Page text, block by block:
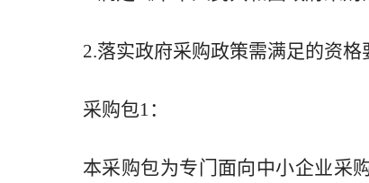
2.落实政府采购政策需满足的资格
采购包1：
本采购包为专门面向中小企业采